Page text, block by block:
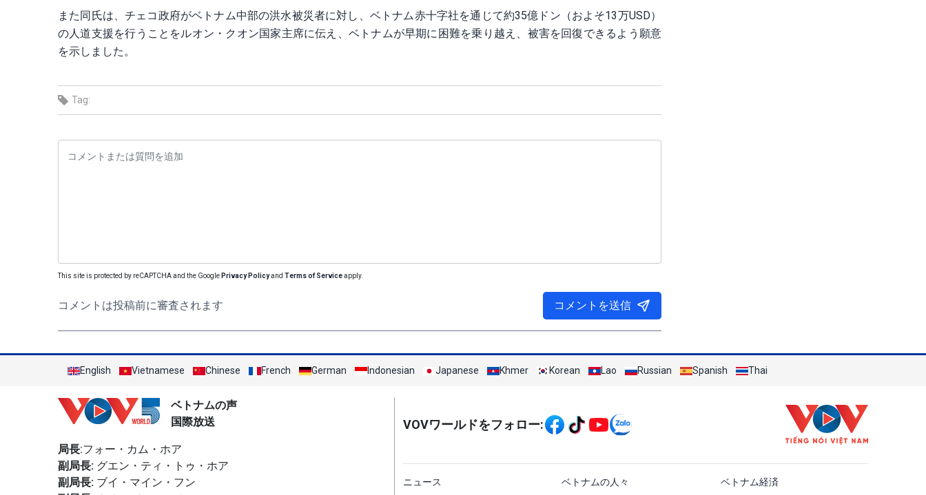
また同氏は、チェコ政府がベトナム中部の洪水被災者に対し、ベトナム赤十字社を通じて約35億ドン（およそ13万USD）
の人道支援を行うことをルオン・クオン国家主席に伝え、ベトナムが早期に困難を乗り越え、被害を回復できるよう願意
を示しました。
Tag:
This site is protected by reCAPTCHA and the Google Privacy Policyand Terms of Serviceapply.
コメントは投稿前に審査されます コメントを送信
English Vietnamese Chinese French German Indonesian Japanese Khmer Korean Lao Russian Spanish Thai
ベトナムの声
国際放送
局長:フォー・カム・ホア
副局長: グエン・ティ・トゥ・ホア
副局長: ブイ・マイン・フン
VOVワールドをフォロー:
menu footer tiếng Nhật
ニュース ベトナムの人々 ベトナム経済